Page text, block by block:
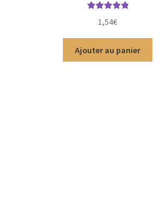
5
1,54€
Ajouter au panier